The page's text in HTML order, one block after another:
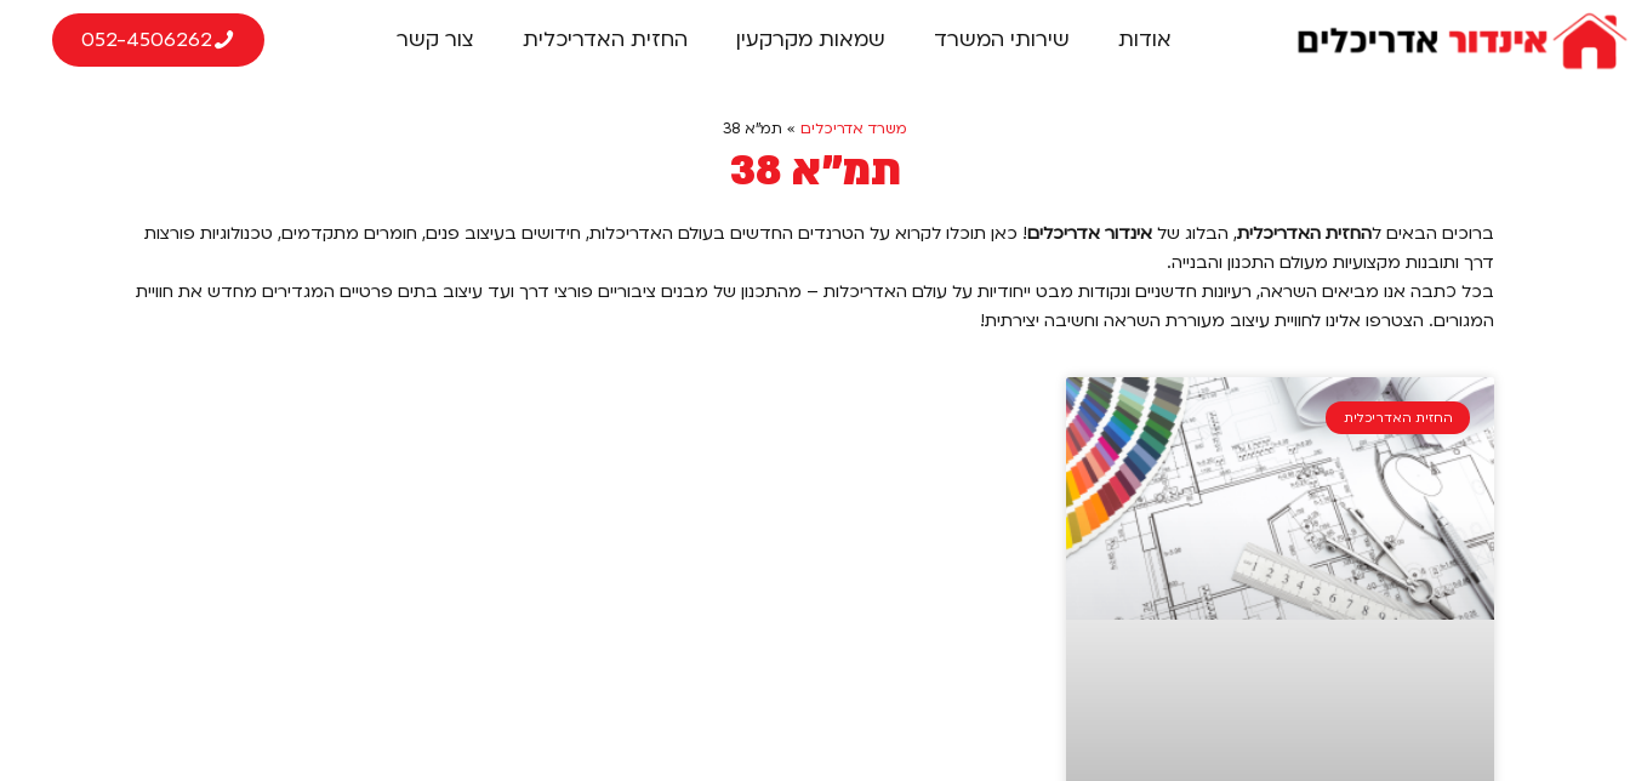
אודות שירותי המשרד שמאות מקרקעין החזית האדריכלית צור קשר 052-4506262
משרד אדריכלים » תמ"א 38
תמ”א 38
ברוכים הבאים להחזית האדריכלית, הבלוג של אינדור אדריכלים! כאן תוכלו לקרוא על הטרנדים החדשים בעולם האדריכלות, חידושים בעיצוב פנים, חומרים מתקדמים, טכנולוגיות פורצות
דרך ותובנות מקצועיות מעולם התכנון והבנייה.
בכל כתבה אנו מביאים השראה, רעיונות חדשניים ונקודות מבט ייחודיות על עולם האדריכלות – מהתכנון של מבנים ציבוריים פורצי דרך ועד עיצוב בתים פרטיים המגדירים מחדש את חוויית
המגורים. הצטרפו אלינו לחוויית עיצוב מעוררת השראה וחשיבה יצירתית!
החזית האדריכלית